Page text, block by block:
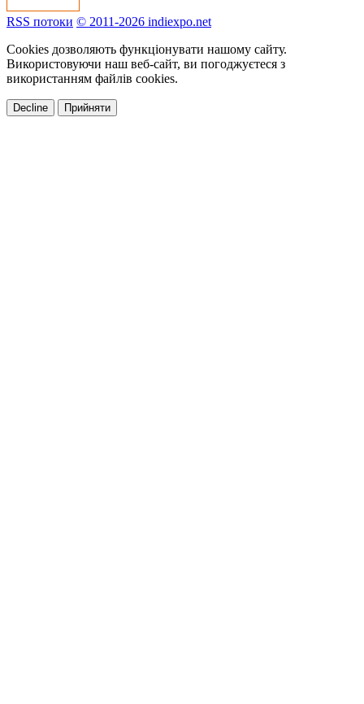
RSS потоки © 2011-2026 indiexpo.net
Cookies дозволяють функціонувати нашому сайту.
Використовуючи наш веб-сайт, ви погоджуєтеся з
використанням файлів cookies.
Decline Прийняти